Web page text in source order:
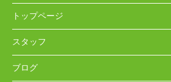
トップページ
スタッフ
ブログ